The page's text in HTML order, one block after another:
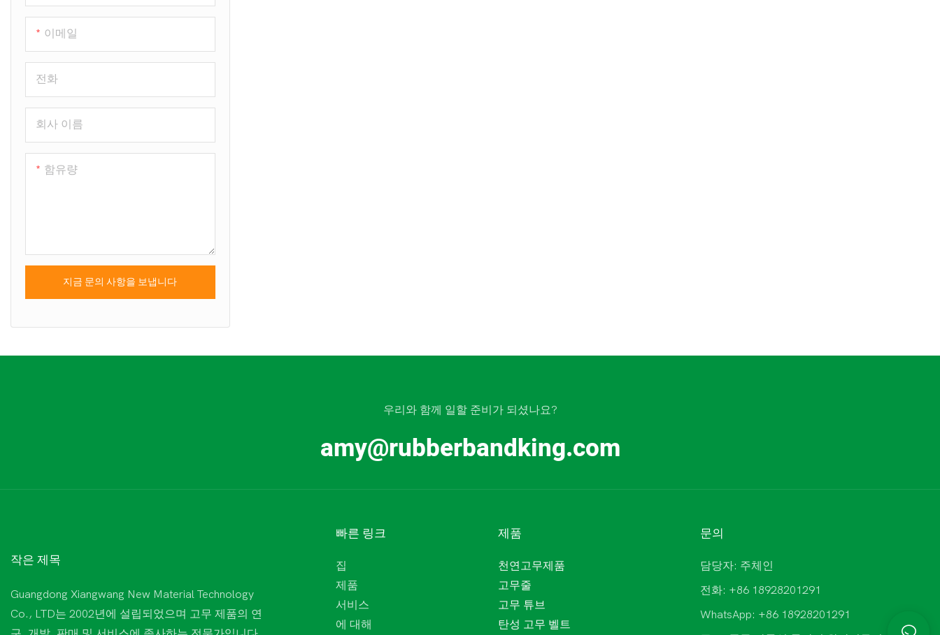
이메일
전화
회사 이름
함유량
지금 문의 사항을 보냅니다
우리와 함께 일할 준비가 되셨나요?
amy@rubberbandking.com
작은 제목
Guangdong Xiangwang New Material Technology
Co., LTD는 2002년에 설립되었으며 고무 제품의 연
빠른 링크
집
제품
서비스
에 대해
제품
천연고무제품
고무줄
고무 튜브
탄성 고무 벨트
문의
담당자: 주체인
전화: +86 18928201291
WhatsApp: +86 18928201291